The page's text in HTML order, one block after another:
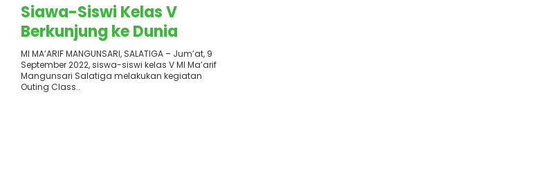
Siawa-Siswi Kelas V
Berkunjung ke Dunia
Vektor dan Reservoir
(DUVER)
MI MA’ARIF MANGUNSARI, SALATIGA – Jum’at, 9
September 2022, siswa-siswi kelas V MI Ma’arif
Mangunsari Salatiga melakukan kegiatan
Outing Class..